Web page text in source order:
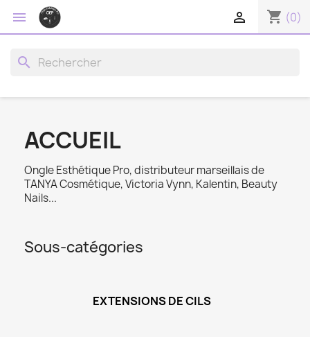
 shopping_cart (0)

search
ACCUEIL
Ongle Esthétique Pro, distributeur marseillais de
TANYA Cosmétique, Victoria Vynn, Kalentin, Beauty
Nails...
Sous-catégories
EXTENSIONS DE CILS